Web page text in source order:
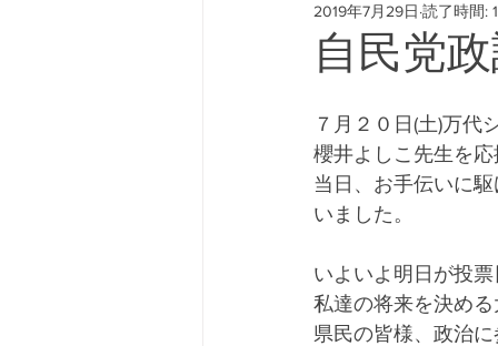
自民党
2019年7月29日 読了時間:
７月２０日(土)万代
櫻井よしこ先生を
当日、お手伝いに
いました。
いよいよ明日が投
私達の将来を決め
県民の皆様、政治